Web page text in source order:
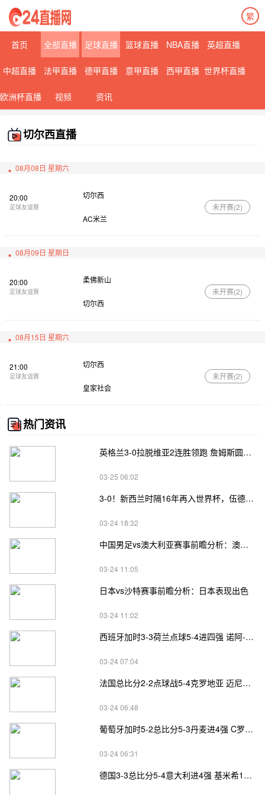
繁
首页 全部直播 足球直播 篮球直播 NBA直播 英超直播
中超直播 法甲直播 德甲直播 意甲直播 西甲直播 世界杯直播
欧洲杯直播 视频 资讯
切尔西直播
08月08日 星期六
20:00
足球友谊赛
切尔西
AC米兰
未开赛(2)
08月09日 星期日
20:00
足球友谊赛
柔佛新山
切尔西
未开赛(2)
08月15日 星期六
21:00
足球友谊赛
切尔西
皇家社会
未开赛(2)
热门资讯
英格兰3-0拉脱维亚2连胜领跑 詹姆斯圆月弯刀凯恩埃泽建功
03-25 06:02
3-0！新西兰时隔16年再入世界杯，伍德将二度征战
03-24 18:32
中国男足vs澳大利亚赛事前瞻分析：澳大利亚进攻不俗
03-24 11:05
日本vs沙特赛事前瞻分析：日本表现出色
03-24 11:02
西班牙加时3-3荷兰点球5-4进四强 诺阿-朗&马伦失点
03-24 07:04
法国总比分2-2点球战5-4克罗地亚 迈尼昂两扑点
03-24 06:48
葡萄牙加时5-2总比分5-3丹麦进4强 C罗失点+补射破门
03-24 06:31
德国3-3总比分5-4意大利进4强 基米希1射2传小基恩双响